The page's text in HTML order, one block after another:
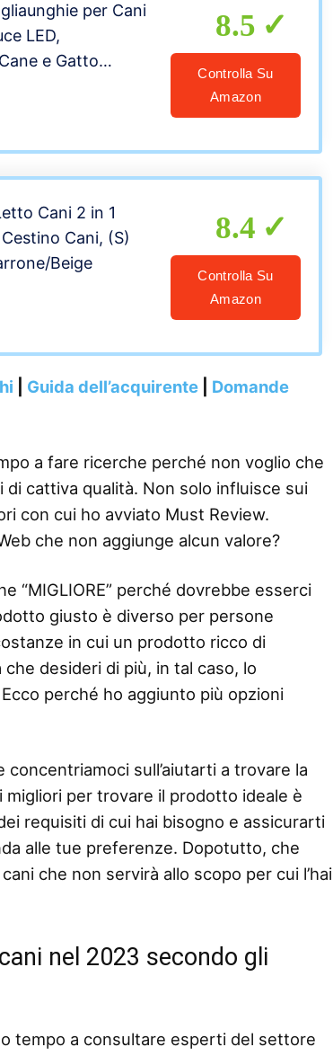
per Cani
LED,
e Gatto
8.5
Controlla Su
Amazon
Cani 2 in 1
Cani, (S)
Beige
8.4
Controlla Su
Amazon
Guida dell’acquirente
Domande
a fare ricerche perché non voglio che
cattiva qualità. Non solo influisce sui
con cui ho avviato Must Review.
che non aggiunge alcun valore?
“MIGLIORE” perché dovrebbe esserci
giusto è diverso per persone
in cui un prodotto ricco di
desideri di più, in tal caso, lo
perché ho aggiunto più opzioni
sull’aiutarti a trovare la
per trovare il prodotto ideale è
requisiti di cui hai bisogno e assicurarti
alle tue preferenze. Dopotutto, che
che non servirà allo scopo per cui l’hai
nel 2023 secondo gli
tempo a consultare esperti del settore